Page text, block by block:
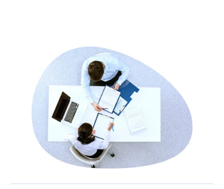
Ayuda fácil y accesible
Un abogado te dará una atención personalizada, con
explicaciones y propuestas claras
*hablar con uno de nuestros abogados es gratuito